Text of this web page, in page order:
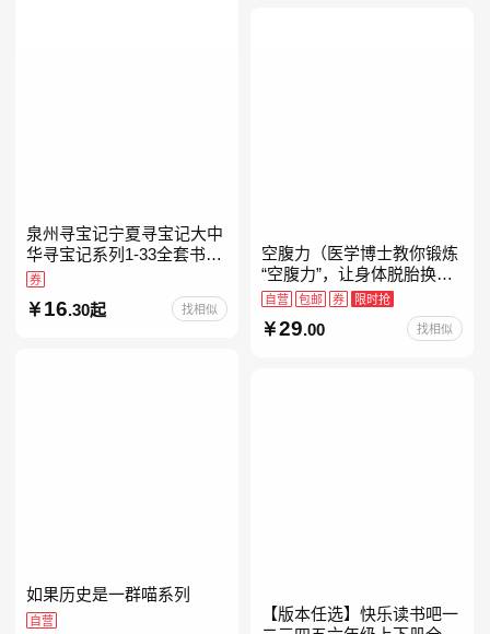
泉州寻宝记宁夏寻宝记大中
华寻宝记系列1-33全套书32
册【含新书宁夏寻宝记】当
当自营正版6-12岁新疆海南
广东福建河北黑
券
16.30起 找相似
空腹力（医学博士教你锻炼
“空腹力”，让身体脱胎换
骨！）
自营 包邮 券 限时抢
29.00 找相似
如果历史是一群喵系列
自营
【版本任选】快乐读书吧一